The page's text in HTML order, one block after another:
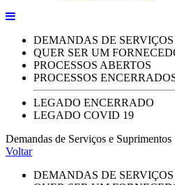
DEMANDAS DE
QUER SER UM
PROCESSOS ABERTOS
PROCESSOS
LEGADO ENCERRADO
LEGADO COVID 19
Demandas de Serviços e Suprimentos
Voltar
DEMANDAS DE